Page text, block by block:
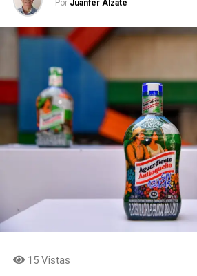
Por Juanfer Alzate
15 Vistas